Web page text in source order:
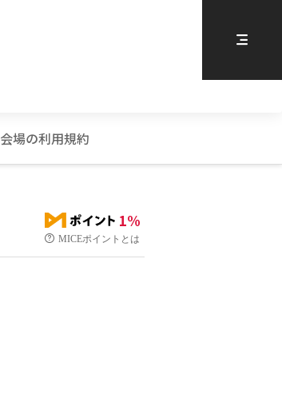
会場の利用規約
1%
MICEポイントとは